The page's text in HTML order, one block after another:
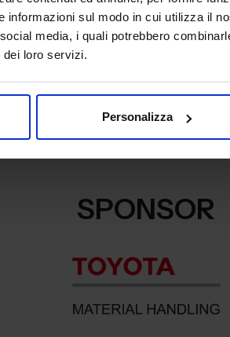
informazioni sul modo in cui utilizza il
media, i quali potrebbero
loro servizi.
Personalizza
Conferenza Stato-Regioni, a
della formazione abbiamo raccolto il
SPONSOR